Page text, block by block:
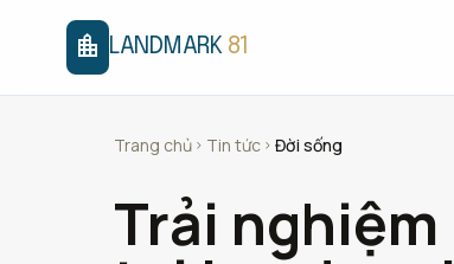
location_city LANDMARK 81
Trang chủ chevron_right Tin tức chevron_right Đời sống
Trải